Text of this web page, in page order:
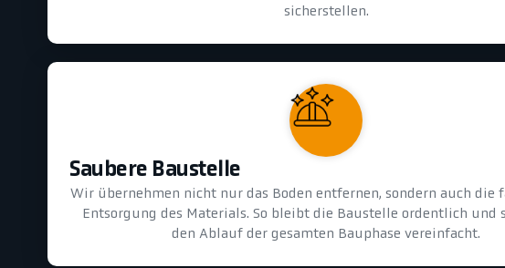
sicherstellen.
Saubere Baustelle
Wir übernehmen nicht nur das Boden entfernen, sondern auch die
Entsorgung des Materials. So bleibt die Baustelle ordentlich und
den Ablauf der gesamten Bauphase vereinfacht.